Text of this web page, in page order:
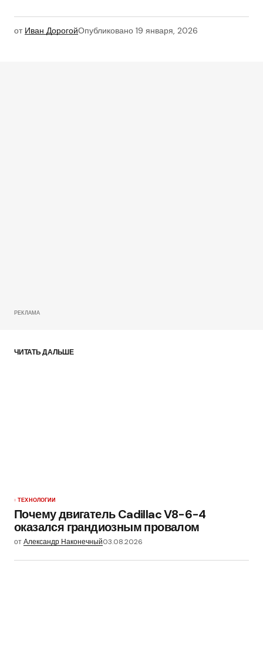
от Иван ДорогойОпубликовано 19 января, 2026
РЕКЛАМА
ЧИТАТЬ ДАЛЬШЕ
ТЕХНОЛОГИИ
Почему двигатель Cadillac V8-6-4
оказался грандиозным провалом
отАлександр Наконечный03.08.2026